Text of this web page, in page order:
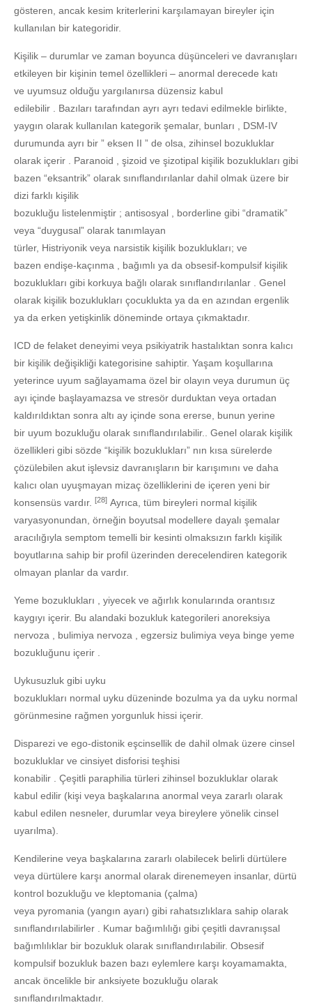
gösteren, ancak kesim kriterlerini karşılamayan bireyler için
kullanılan bir kategoridir.
Kişilik – durumlar ve zaman boyunca düşünceleri ve davranışları
etkileyen bir kişinin temel özellikleri – anormal derecede katı
ve uyumsuz olduğu yargılanırsa düzensiz kabul
edilebilir . Bazıları tarafından ayrı ayrı tedavi edilmekle birlikte,
yaygın olarak kullanılan kategorik şemalar, bunları , DSM-IV
durumunda ayrı bir ” eksen II ” de olsa, zihinsel bozukluklar
olarak içerir . Paranoid , şizoid ve şizotipal kişilik bozuklukları gibi
bazen “eksantrik” olarak sınıflandırılanlar dahil olmak üzere bir
dizi farklı kişilik
bozukluğu listelenmiştir ; antisosyal , borderline gibi “dramatik”
veya “duygusal” olarak tanımlayan
türler, Histriyonik veya narsistik kişilik bozuklukları; ve
bazen endişe-kaçınma , bağımlı ya da obsesif-kompulsif kişilik
bozuklukları gibi korkuya bağlı olarak sınıflandırılanlar . Genel
olarak kişilik bozuklukları çocuklukta ya da en azından ergenlik
ya da erken yetişkinlik döneminde ortaya çıkmaktadır.
ICD de felaket deneyimi veya psikiyatrik hastalıktan sonra kalıcı
bir kişilik değişikliği kategorisine sahiptir. Yaşam koşullarına
yeterince uyum sağlayamama özel bir olayın veya durumun üç
ayı içinde başlayamazsa ve stresör durduktan veya ortadan
kaldırıldıktan sonra altı ay içinde sona ererse, bunun yerine
bir uyum bozukluğu olarak sınıflandırılabilir.. Genel olarak kişilik
özellikleri gibi sözde “kişilik bozuklukları” nın kısa sürelerde
çözülebilen akut işlevsiz davranışların bir karışımını ve daha
kalıcı olan uyuşmayan mizaç özelliklerini de içeren yeni bir
konsensüs vardır. [28] Ayrıca, tüm bireyleri normal kişilik
varyasyonundan, örneğin boyutsal modellere dayalı şemalar
aracılığıyla semptom temelli bir kesinti olmaksızın farklı kişilik
boyutlarına sahip bir profil üzerinden derecelendiren kategorik
olmayan planlar da vardır.
Yeme bozuklukları , yiyecek ve ağırlık konularında orantısız
kaygıyı içerir. Bu alandaki bozukluk kategorileri anoreksiya
nervoza , bulimiya nervoza , egzersiz bulimiya veya binge yeme
bozukluğunu içerir .
Uykusuzluk gibi uyku
bozuklukları normal uyku düzeninde bozulma ya da uyku normal
görünmesine rağmen yorgunluk hissi içerir.
Disparezi ve ego-distonik eşcinsellik de dahil olmak üzere cinsel
bozukluklar ve cinsiyet disforisi teşhisi
konabilir . Çeşitli paraphilia türleri zihinsel bozukluklar olarak
kabul edilir (kişi veya başkalarına anormal veya zararlı olarak
kabul edilen nesneler, durumlar veya bireylere yönelik cinsel
uyarılma).
Kendilerine veya başkalarına zararlı olabilecek belirli dürtülere
veya dürtülere karşı anormal olarak direnemeyen insanlar, dürtü
kontrol bozukluğu ve kleptomania (çalma)
veya pyromania (yangın ayarı) gibi rahatsızlıklara sahip olarak
sınıflandırılabilirler . Kumar bağımlılığı gibi çeşitli davranışsal
bağımlılıklar bir bozukluk olarak sınıflandırılabilir. Obsesif
kompulsif bozukluk bazen bazı eylemlere karşı koyamamakta,
ancak öncelikle bir anksiyete bozukluğu olarak
sınıflandırılmaktadır.